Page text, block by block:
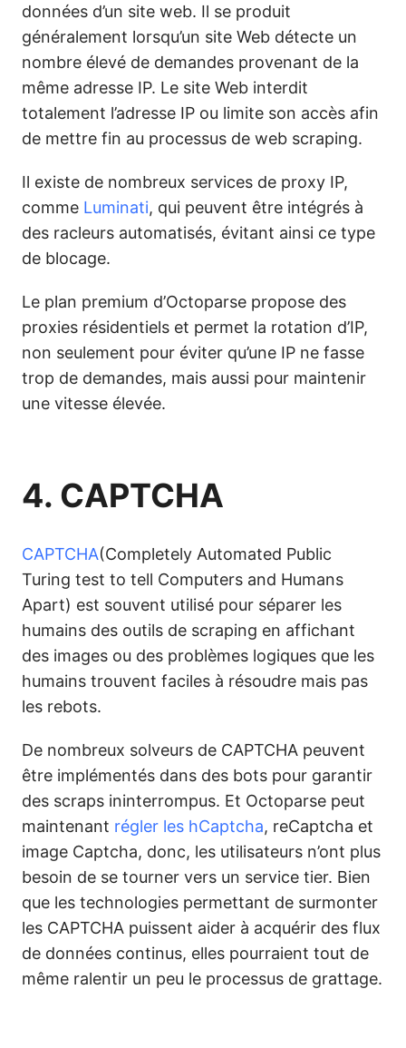
données d’un site web. Il se produit
généralement lorsqu’un site Web détecte un
nombre élevé de demandes provenant de la
même adresse IP. Le site Web interdit
totalement l’adresse IP ou limite son accès afin
de mettre fin au processus de web scraping.
Il existe de nombreux services de proxy IP,
comme Luminati, qui peuvent être intégrés à
des racleurs automatisés, évitant ainsi ce type
de blocage.
Le plan premium d’Octoparse propose des
proxies résidentiels et permet la rotation d’IP,
non seulement pour éviter qu’une IP ne fasse
trop de demandes, mais aussi pour maintenir
une vitesse élevée.
4. CAPTCHA
CAPTCHA(Completely Automated Public
Turing test to tell Computers and Humans
Apart) est souvent utilisé pour séparer les
humains des outils de scraping en affichant
des images ou des problèmes logiques que les
humains trouvent faciles à résoudre mais pas
les rebots.
De nombreux solveurs de CAPTCHA peuvent
être implémentés dans des bots pour garantir
des scraps ininterrompus. Et Octoparse peut
maintenant régler les hCaptcha, reCaptcha et
image Captcha, donc, les utilisateurs n’ont plus
besoin de se tourner vers un service tier. Bien
que les technologies permettant de surmonter
les CAPTCHA puissent aider à acquérir des flux
de données continus, elles pourraient tout de
même ralentir un peu le processus de grattage.